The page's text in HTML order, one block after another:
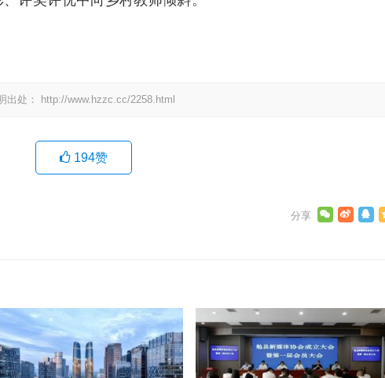
出处： http://www.hzzc.cc/2258.html
194赞